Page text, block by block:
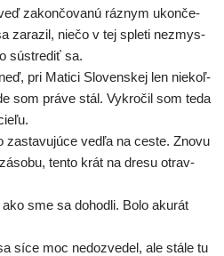
zakon­čo­va­nú ráz­nym ukon­če­
zara­zil, nie­čo v tej sple­ti nezmys­
sústre­diť sa.
pri Matici Slovenskej len nie­koľ­
som prá­ve stál. Vykročil som teda
zasta­vu­jú­ce ved­ľa na ces­te. Znovu
ten­to krát na dre­su otrav­
sme sa dohod­li. Bolo aku­rát
síce moc nedoz­ve­del, ale stá­le tu